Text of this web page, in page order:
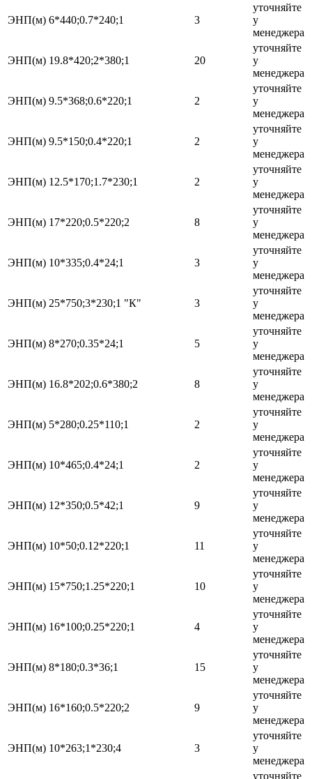
ЭНП(м) 6*440;0.7*240;1 3
уточняйте
у
менеджера
ЭНП(м) 19.8*420;2*380;1 20
уточняйте
у
менеджера
ЭНП(м) 9.5*368;0.6*220;1 2
уточняйте
у
менеджера
ЭНП(м) 9.5*150;0.4*220;1 2
уточняйте
у
менеджера
ЭНП(м) 12.5*170;1.7*230;1 2
уточняйте
у
менеджера
ЭНП(м) 17*220;0.5*220;2 8
уточняйте
у
менеджера
ЭНП(м) 10*335;0.4*24;1 3
уточняйте
у
менеджера
ЭНП(м) 25*750;3*230;1 "К" 3
уточняйте
у
менеджера
ЭНП(м) 8*270;0.35*24;1 5
уточняйте
у
менеджера
ЭНП(м) 16.8*202;0.6*380;2 8
уточняйте
у
менеджера
ЭНП(м) 5*280;0.25*110;1 2
уточняйте
у
менеджера
ЭНП(м) 10*465;0.4*24;1 2
уточняйте
у
менеджера
ЭНП(м) 12*350;0.5*42;1 9
уточняйте
у
менеджера
ЭНП(м) 10*50;0.12*220;1 11
уточняйте
у
менеджера
ЭНП(м) 15*750;1.25*220;1 10
уточняйте
у
менеджера
ЭНП(м) 16*100;0.25*220;1 4
уточняйте
у
менеджера
ЭНП(м) 8*180;0.3*36;1 15
уточняйте
у
менеджера
ЭНП(м) 16*160;0.5*220;2 9
уточняйте
у
менеджера
ЭНП(м) 10*263;1*230;4 3
уточняйте
у
менеджера
уточняйте